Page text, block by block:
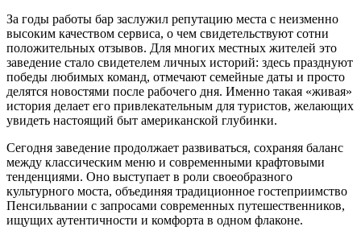
За годы работы бар заслужил репутацию места с неизменно
высоким качеством сервиса, о чем свидетельствуют сотни
положительных отзывов. Для многих местных жителей это
заведение стало свидетелем личных историй: здесь празднуют
победы любимых команд, отмечают семейные даты и просто
делятся новостями после рабочего дня. Именно такая «живая»
история делает его привлекательным для туристов, желающих
увидеть настоящий быт американской глубинки.
Сегодня заведение продолжает развиваться, сохраняя баланс
между классическим меню и современными крафтовыми
тенденциями. Оно выступает в роли своеобразного
культурного моста, объединяя традиционное гостеприимство
Пенсильвании с запросами современных путешественников,
ищущих аутентичности и комфорта в одном флаконе.